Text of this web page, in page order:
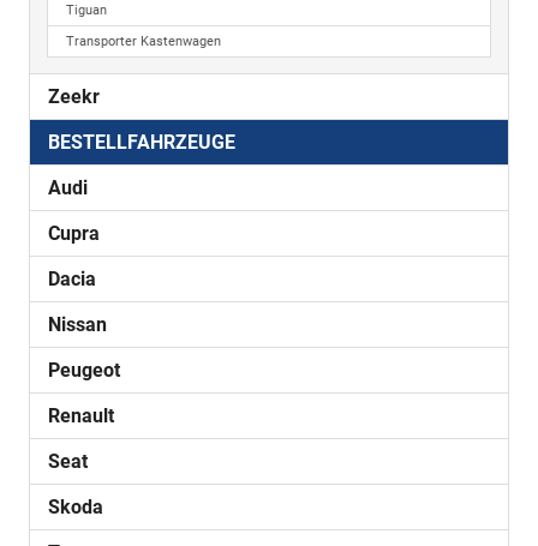
Tiguan
Transporter Kastenwagen
Zeekr
BESTELLFAHRZEUGE
Audi
Cupra
Dacia
Nissan
Peugeot
Renault
Seat
Skoda